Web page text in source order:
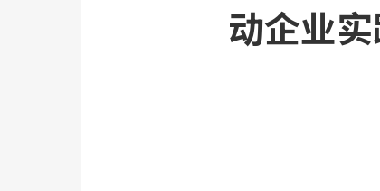
动企业